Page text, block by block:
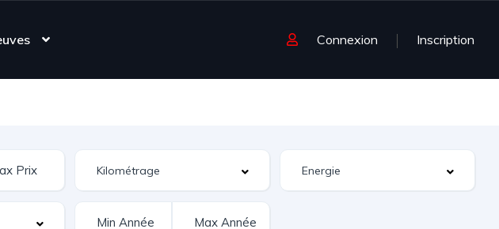
Connexion Inscription